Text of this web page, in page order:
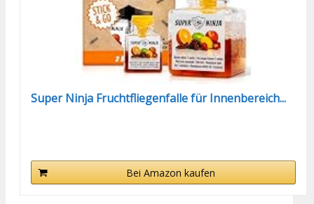
Super Ninja Fruchtfliegenfalle für Innenbereich...
Bei Amazon kaufen